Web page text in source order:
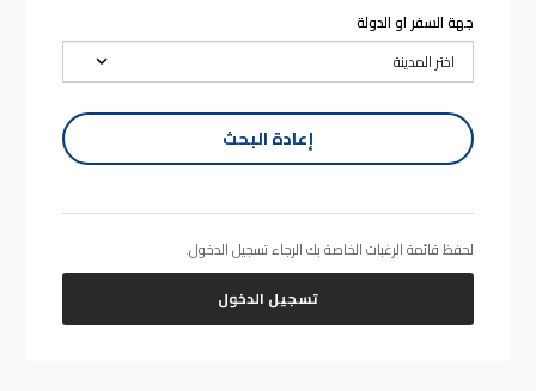
جهة السفر او الدولة
إعادة البحث
لحفظ قائمة الرغبات الخاصة بك الرجاء تسجيل الدخول.
تسجيل الدخول